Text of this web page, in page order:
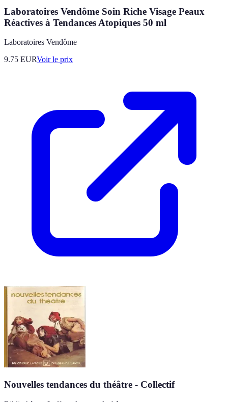
Laboratoires Vendôme Soin Riche Visage Peaux
Réactives à Tendances Atopiques 50 ml
Laboratoires Vendôme
9.75 EURVoir le prix
Nouvelles tendances du théâtre - Collectif